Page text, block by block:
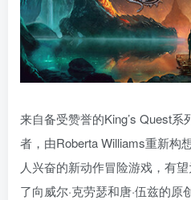
来自备受赞誉的King’s Quest
者，由Roberta Williams重新构
人兴奋的新动作冒险游戏，有
了向威尔·克劳瑟和唐·伍兹的